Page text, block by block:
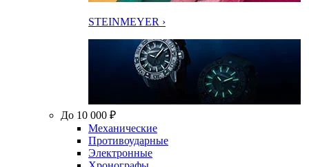
STEINMEYER ›
До 10 000 ₽
Механические
Противоударные
Электронные